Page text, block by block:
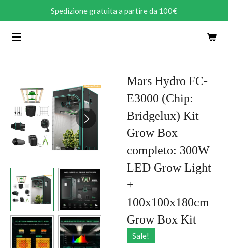
contenuto
Spedizione gratuita a partire da 100€
Mars Hydro FC-
E3000 (Chip:
Bridgelux) Kit
Grow Box
completo: 300W
LED Grow Light
+
100x100x180cm
Grow Box Kit
Sale!